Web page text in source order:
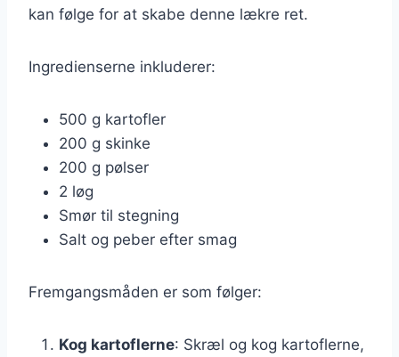
kan følge for at skabe denne lækre ret.
Ingredienserne inkluderer:
500 g kartofler
200 g skinke
200 g pølser
2 løg
Smør til stegning
Salt og peber efter smag
Fremgangsmåden er som følger:
Kog kartoflerne: Skræl og kog kartoflerne,